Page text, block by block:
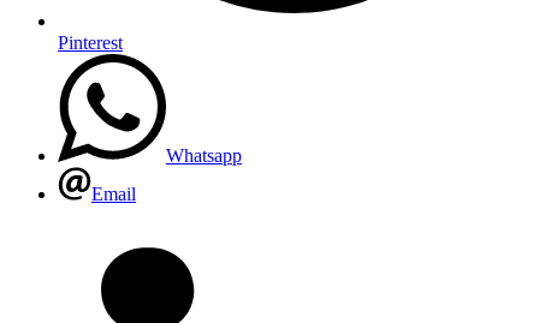
Pinterest
Whatsapp
Email